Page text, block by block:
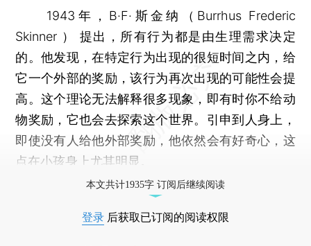
1943年，B·F·斯金纳（Burrhus Frederic
Skinner ） 提出，所有行为都是由生理需求决定
的。他发现，在特定行为出现的很短时间之内，给
它一个外部的奖励，该行为再次出现的可能性会提
高。这个理论无法解释很多现象，即有时你不给动
物奖励，它也会去探索这个世界。引申到人身上，
即使没有人给他外部奖励，他依然会有好奇心，这
点在小孩身上尤其明显。
本文共计1935字 订阅后继续阅读
登录 后获取已订阅的阅读权限